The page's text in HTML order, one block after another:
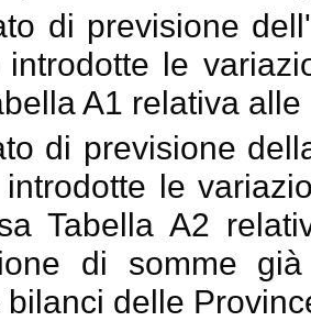
di previsione
introdotte le
A1 relativa
di previsione
le
Tabella A2
di somme
delle